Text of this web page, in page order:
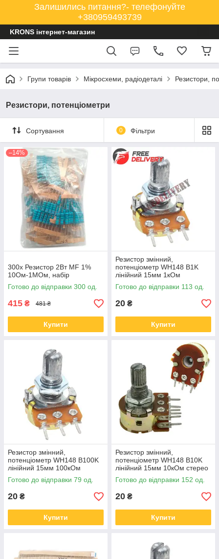
Залишились питання?- телефонуйте
+380959493739
KRONS інтернет-магазин
Групи товарів Мікросхеми, радіодеталі Резистори,
Резистори, потенціометри
Сортування 0 Фільтри
–14%
300x Резистор 2Вт MF 1%
10Ом-1МОм, набір
Готово до відправки 300 од.
415 ₴ 481 ₴
Купити
Резистор змінний,
потенціометр WH148 B1K
лінійний 15мм 1кОм
Готово до відправки 113 од.
20 ₴
Купити
Резистор змінний,
потенціометр WH148 B100K
лінійний 15мм 100кОм
Готово до відправки 79 од.
20 ₴
Купити
Резистор змінний,
потенціометр WH148 B10K
лінійний 15мм 10кОм стерео
Готово до відправки 152 од.
20 ₴
Купити